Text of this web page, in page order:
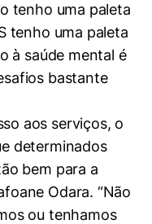
tenho uma paleta
tenho uma paleta
à saúde mental é
bastante
aos serviços, o
determinados
bem para a
Odara. “Não
ou tenhamos